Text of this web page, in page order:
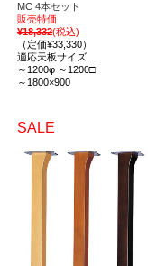
MC 4本セット
販売特価
¥18,332(税込)
（定価¥33,330）
適応天板サイズ
～1200φ ～1200□
～1800×900
SALE